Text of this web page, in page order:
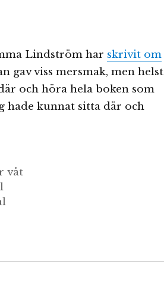
Lindström har skrivit om
gav viss mersmak, men helst
och höra hela boken som
hade kunnat sitta där och
våt